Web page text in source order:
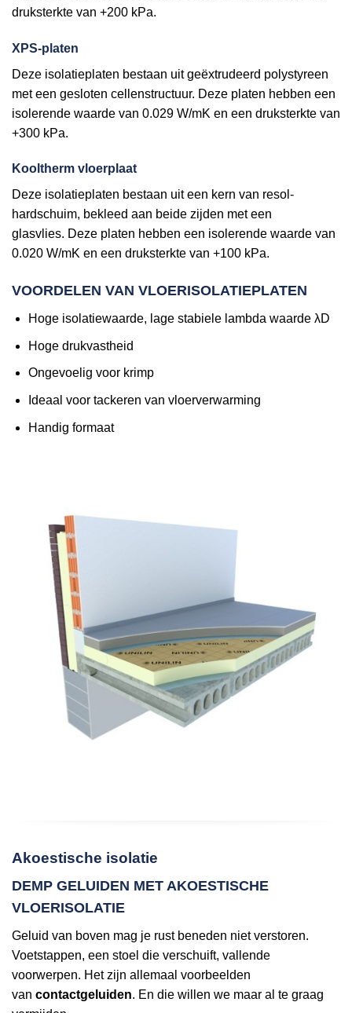
druksterkte van +200 kPa.
XPS-platen
Deze isolatieplaten bestaan uit geëxtrudeerd polystyreen
met een gesloten cellenstructuur. Deze platen hebben een
isolerende waarde van 0.029 W/mK en een druksterkte van
+300 kPa.
Kooltherm vloerplaat
Deze isolatieplaten bestaan uit een kern van resol-
hardschuim, bekleed aan beide zijden met een
glasvlies. Deze platen hebben een isolerende waarde van
0.020 W/mK en een druksterkte van +100 kPa.
VOORDELEN VAN VLOERISOLATIEPLATEN
Hoge isolatiewaarde, lage stabiele lambda waarde λD
Hoge drukvastheid
Ongevoelig voor krimp
Ideaal voor tackeren van vloerverwarming
Handig formaat
Akoestische isolatie
DEMP GELUIDEN MET AKOESTISCHE
VLOERISOLATIE
Geluid van boven mag je rust beneden niet verstoren.
Voetstappen, een stoel die verschuift, vallende
voorwerpen. Het zijn allemaal voorbeelden
van contactgeluiden. En die willen we maar al te graag